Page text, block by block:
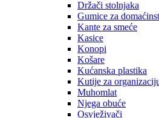
Držači stolnjaka
Gumice za
Kante za smeće
Kasice
Konopi
Košare
Kućanska plastika
Kutije za
Muhomlat
Njega obuće
Osvježivači